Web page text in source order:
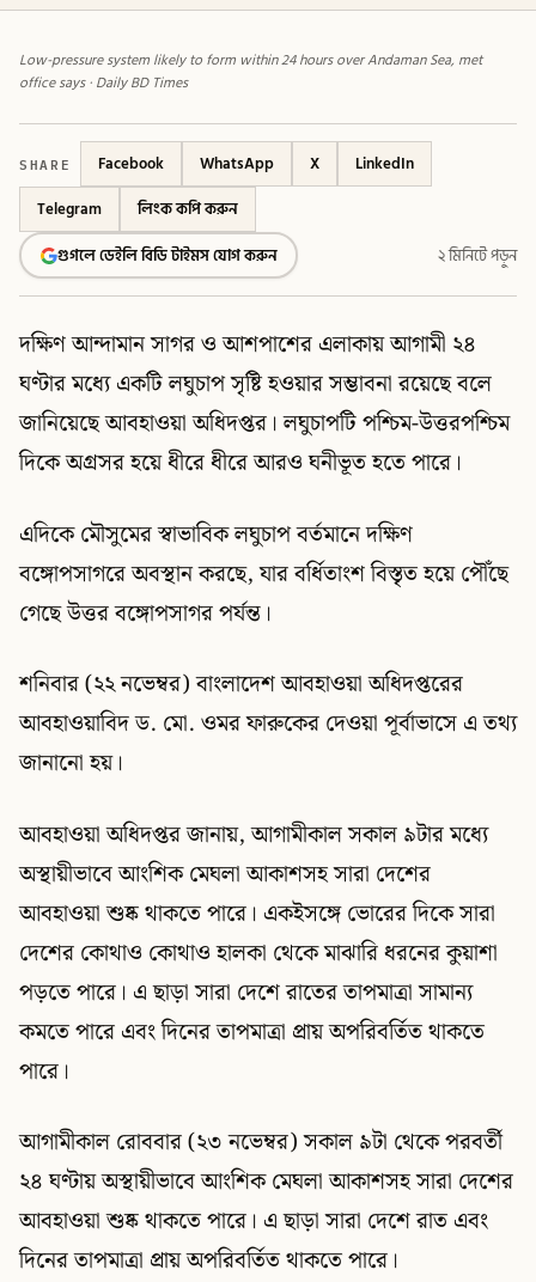
Low-pressure system likely to form within 24 hours over Andaman Sea, met
office says · Daily BD Times
SHARE Facebook WhatsApp X
LinkedIn
Telegram
লিংক কপি করুন
গুগলে ডেইলি বিডি টাইমস যোগ করুন
২ মিনিটে পড়ুন
দক্ষিণ আন্দামান সাগর ও আশপাশের এলাকায় আগামী ২৪
ঘণ্টার মধ্যে একটি লঘুচাপ সৃষ্টি হওয়ার সম্ভাবনা রয়েছে বলে
জানিয়েছে আবহাওয়া অধিদপ্তর। লঘুচাপটি পশ্চিম-উত্তরপশ্চিম
দিকে অগ্রসর হয়ে ধীরে ধীরে আরও ঘনীভূত হতে পারে।
এদিকে মৌসুমের স্বাভাবিক লঘুচাপ বর্তমানে দক্ষিণ
বঙ্গোপসাগরে অবস্থান করছে, যার বর্ধিতাংশ বিস্তৃত হয়ে পৌঁছে
গেছে উত্তর বঙ্গোপসাগর পর্যন্ত।
শনিবার (২২ নভেম্বর) বাংলাদেশ আবহাওয়া অধিদপ্তরের
আবহাওয়াবিদ ড. মো. ওমর ফারুকের দেওয়া পূর্বাভাসে এ তথ্য
জানানো হয়।
আবহাওয়া অধিদপ্তর জানায়, আগামীকাল সকাল ৯টার মধ্যে
অস্থায়ীভাবে আংশিক মেঘলা আকাশসহ সারা দেশের
আবহাওয়া শুষ্ক থাকতে পারে। একইসঙ্গে ভোরের দিকে সারা
দেশের কোথাও কোথাও হালকা থেকে মাঝারি ধরনের কুয়াশা
পড়তে পারে। এ ছাড়া সারা দেশে রাতের তাপমাত্রা সামান্য
কমতে পারে এবং দিনের তাপমাত্রা প্রায় অপরিবর্তিত থাকতে
পারে।
আগামীকাল রোববার (২৩ নভেম্বর) সকাল ৯টা থেকে পরবর্তী
২৪ ঘণ্টায় অস্থায়ীভাবে আংশিক মেঘলা আকাশসহ সারা দেশের
আবহাওয়া শুষ্ক থাকতে পারে। এ ছাড়া সারা দেশে রাত এবং
দিনের তাপমাত্রা প্রায় অপরিবর্তিত থাকতে পারে।